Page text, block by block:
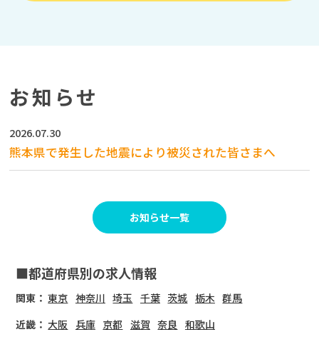
お知らせ
2026.07.30
熊本県で発生した地震により被災された皆さまへ
お知らせ一覧
■都道府県別の求人情報
関東： 東京 神奈川 埼玉 千葉 茨城 栃木 群馬
近畿： 大阪 兵庫 京都 滋賀 奈良 和歌山